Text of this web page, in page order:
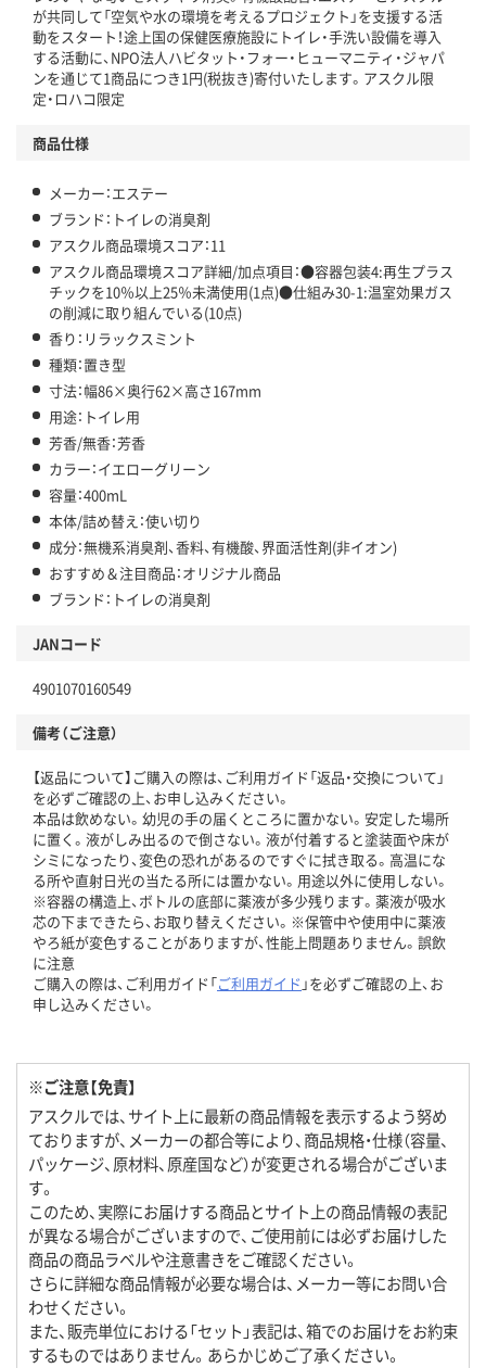
アスクル商品環境スコア詳細／加点項目 」で確認できます。
が共同して「空気や水の環境を考えるプロジェクト」を支援する活
動をスタート！途上国の保健医療施設にトイレ・手洗い設備を導入
する活動に、NPO法人ハビタット・フォー・ヒューマニティ・ジャパ
ンを通じて1商品につき1円(税抜き)寄付いたします。アスクル限
定・ロハコ限定
商品仕様
メーカー：エステー
ブランド：トイレの消臭剤
アスクル商品環境スコア：11
アスクル商品環境スコア詳細/加点項目：●容器包装4:再生プラス
チックを10％以上25％未満使用(1点)●仕組み30-1:温室効果ガス
の削減に取り組んでいる(10点)
香り：リラックスミント
種類：置き型
寸法：幅86×奥行62×高さ167mm
用途：トイレ用
芳香/無香：芳香
カラー：イエローグリーン
容量：400mL
本体/詰め替え：使い切り
成分：無機系消臭剤、香料、有機酸、界面活性剤(非イオン)
おすすめ＆注目商品：オリジナル商品
ブランド：トイレの消臭剤
JANコード
4901070160549
備考（ご注意）
【返品について】ご購入の際は、ご利用ガイド「返品・交換について」
を必ずご確認の上、お申し込みください。
本品は飲めない。幼児の手の届くところに置かない。安定した場所
に置く。液がしみ出るので倒さない。液が付着すると塗装面や床が
シミになったり、変色の恐れがあるのですぐに拭き取る。高温にな
る所や直射日光の当たる所には置かない。用途以外に使用しない。
※容器の構造上、ボトルの底部に薬液が多少残ります。薬液が吸水
芯の下まできたら、お取り替えください。※保管中や使用中に薬液
やろ紙が変色することがありますが、性能上問題ありません。誤飲
に注意
ご購入の際は、ご利用ガイド「ご利用ガイド 」を必ずご確認の上、お
申し込みください。
※ご注意【免責】
アスクルでは、サイト上に最新の商品情報を表示するよう努め
ておりますが、メーカーの都合等により、商品規格・仕様（容量、
パッケージ、原材料、原産国など）が変更される場合がございま
す。
このため、実際にお届けする商品とサイト上の商品情報の表記
が異なる場合がございますので、ご使用前には必ずお届けした
商品の商品ラベルや注意書きをご確認ください。
さらに詳細な商品情報が必要な場合は、メーカー等にお問い合
わせください。
また、販売単位における「セット」表記は、箱でのお届けをお約束
するものではありません。あらかじめご了承ください。